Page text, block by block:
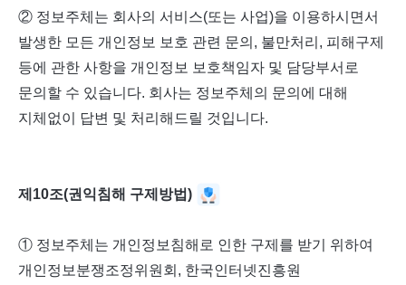
② 정보주체는 회사의 서비스(또는 사업)을 이용하시면서
발생한 모든 개인정보 보호 관련 문의, 불만처리, 피해구제
등에 관한 사항을 개인정보 보호책임자 및 담당부서로
문의할 수 있습니다. 회사는 정보주체의 문의에 대해
지체없이 답변 및 처리해드릴 것입니다.
제10조(권익침해 구제방법)
① 정보주체는 개인정보침해로 인한 구제를 받기 위하여
개인정보분쟁조정위원회, 한국인터넷진흥원